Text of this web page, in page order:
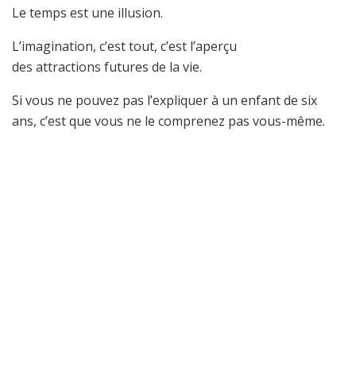
Le temps est une illusion.
L’imagination, c’est tout, c’est l’aperçu
des attractions futures de la vie.
Si vous ne pouvez pas l’expliquer à un enfant de six
ans, c’est que vous ne le comprenez pas vous-même.